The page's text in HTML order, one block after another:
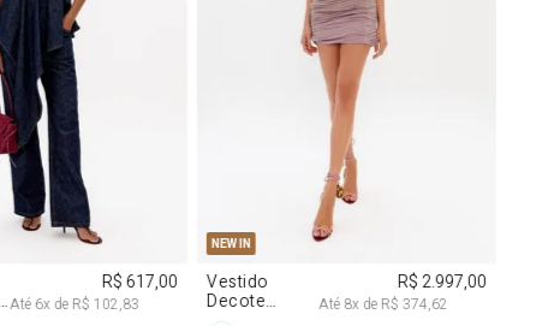
38 40
R$ 617,00
Até6x deR$ 102,83
NEW IN
PP
Vestido
Decote
R$ 2.997,00
Até 8x deR$ 374,62